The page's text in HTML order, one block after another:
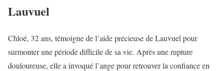
Lauvuel
Chloé, 32 ans, témoigne de l’aide précieuse de Lauvuel pour
surmonter une période difficile de sa vie. Après une rupture
douloureuse, elle a invoqué l’ange pour retrouver la confiance en